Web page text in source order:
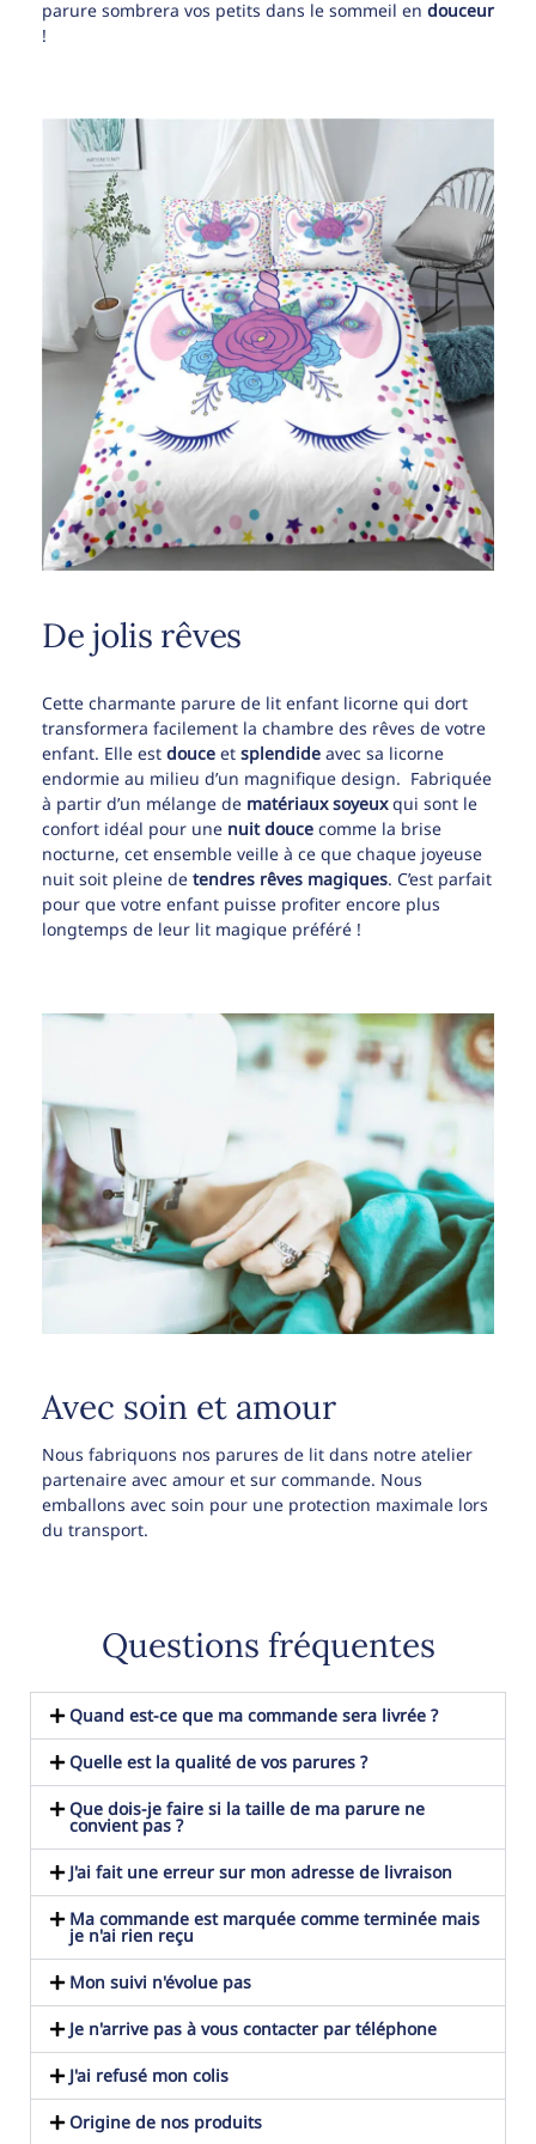
parure sombrera vos petits dans le sommeil en douceur
!
De jolis rêves
Cette charmante parure de lit enfant licorne qui dort
transformera facilement la chambre des rêves de votre
enfant. Elle est douce et splendide avec sa licorne
endormie au milieu d’un magnifique design. Fabriquée
à partir d’un mélange de matériaux soyeuxqui sont le
confort idéal pour une nuit douce comme la brise
nocturne, cet ensemble veille à ce que chaque joyeuse
nuit soit pleine de tendres rêves magiques. C’est parfait
pour que votre enfant puisse profiter encore plus
longtemps de leur lit magique préféré !
Avec soin et amour
Nous fabriquons nos parures de lit dans notre atelier
partenaire avec amour et sur commande. Nous
emballons avec soin pour une protection maximale lors
du transport.
Questions fréquentes
Quand est-ce que ma commande sera livrée ?
Quelle est la qualité de vos parures ?
Que dois-je faire si la taille de ma parure ne
convient pas ?
J'ai fait une erreur sur mon adresse de livraison
Ma commande est marquée comme terminée mais
je n'ai rien reçu
Mon suivi n'évolue pas
Je n'arrive pas à vous contacter par téléphone
J'ai refusé mon colis
Origine de nos produits